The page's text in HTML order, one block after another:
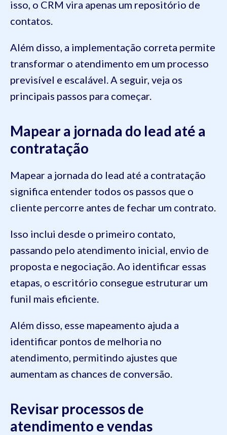
isso, o CRM vira apenas um repositório de
contatos.
Além disso, a implementação correta permite
transformar o atendimento em um processo
previsível e escalável. A seguir, veja os
principais passos para começar.
Mapear a jornada do lead até a
contratação
Mapear a jornada do lead até a contratação
significa entender todos os passos que o
cliente percorre antes de fechar um contrato.
Isso inclui desde o primeiro contato,
passando pelo atendimento inicial, envio de
proposta e negociação. Ao identificar essas
etapas, o escritório consegue estruturar um
funil mais eficiente.
Além disso, esse mapeamento ajuda a
identificar pontos de melhoria no
atendimento, permitindo ajustes que
aumentam as chances de conversão.
Revisar processos de
atendimento e vendas